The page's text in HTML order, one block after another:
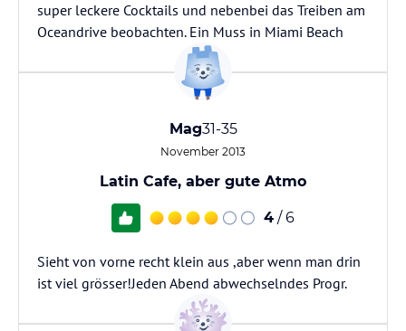
super leckere Cocktails und nebenbei das Treiben am
Oceandrive beobachten. Ein Muss in Miami Beach
Mag31-35
November 2013
Latin Cafe, aber gute Atmo
4 / 6
Sieht von vorne recht klein aus ,aber wenn man drin
ist viel grösser!Jeden Abend abwechselndes Progr.